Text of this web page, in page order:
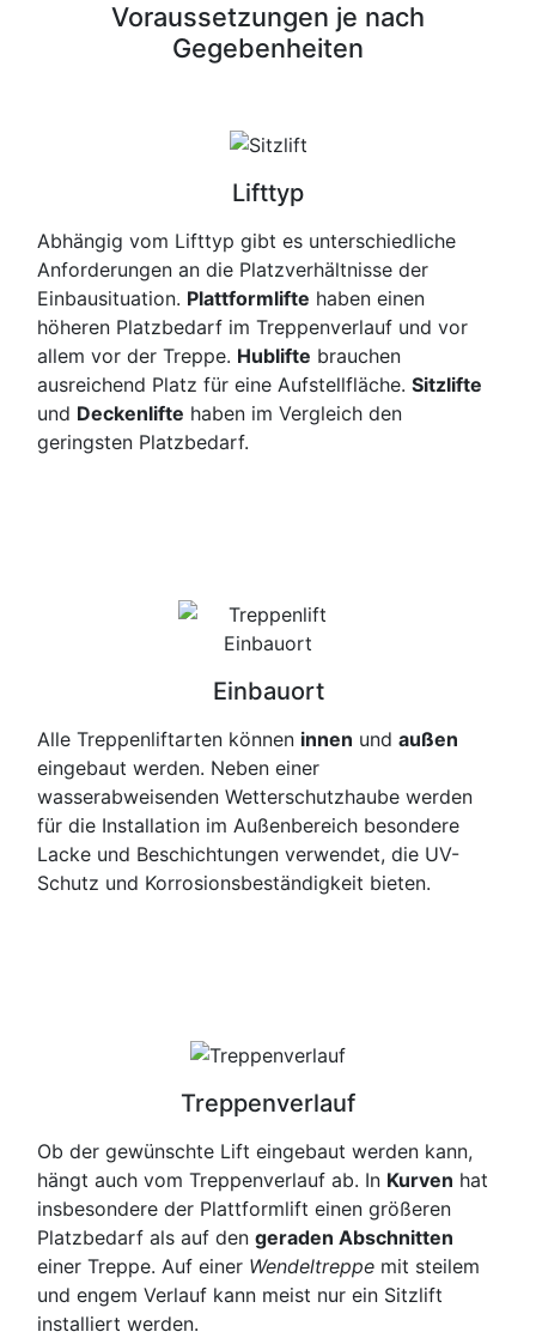
Voraussetzungen je nach
Gegebenheiten
Lifttyp
Abhängig vom Lifttyp gibt es unterschiedliche
Anforderungen an die Platzverhältnisse der
Einbausituation. Plattformlifte haben einen
höheren Platzbedarf im Treppenverlauf und vor
allem vor der Treppe. Hublifte brauchen
ausreichend Platz für eine Aufstellfläche. Sitzlifte
und Deckenlifte haben im Vergleich den
geringsten Platzbedarf.
Einbauort
Alle Treppenliftarten können innen und außen
eingebaut werden. Neben einer
wasserabweisenden Wetterschutzhaube werden
für die Installation im Außenbereich besondere
Lacke und Beschichtungen verwendet, die UV-
Schutz und Korrosionsbeständigkeit bieten.
Treppenverlauf
Ob der gewünschte Lift eingebaut werden kann,
hängt auch vom Treppenverlauf ab. In Kurven hat
insbesondere der Plattformlift einen größeren
Platzbedarf als auf den geraden Abschnitten
einer Treppe. Auf einer Wendeltreppe mit steilem
und engem Verlauf kann meist nur ein Sitzlift
installiert werden.